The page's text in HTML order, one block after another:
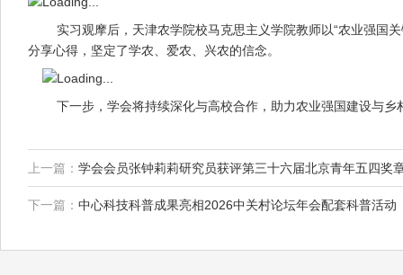
实习观摩后，天津农学院校马克思主义学院教师以“农业强国关
分享心得，坚定了学农、爱农、兴农的信念。
下一步，学会将持续深化与高校合作，助力农业强国建设与乡
上一篇： 学会会员张钟莉莉研究员获评第三十六届北京青年五四奖
下一篇： 中心科技科普成果亮相2026中关村论坛年会配套科普活动